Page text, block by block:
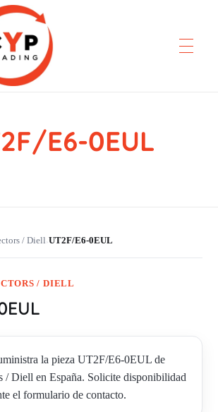
E6-0EUL
/ Diell›UT2F/E6-0EUL
/ DIELL
la pieza UT2F/E6-0EUL de
/ Diell en España. Solicite disponibilidad
el formulario de contacto.